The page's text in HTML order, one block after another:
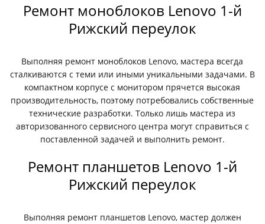
Ремонт моноблоков Lenovo 1-й
Рижский переулок
Выполняя ремонт моноблоков Lenovo, мастера всегда
сталкиваются с теми или иными уникальными задачами. В
компактном корпусе с монитором прячется высокая
производительность, поэтому потребовались собственные
технические разработки. Только лишь мастера из
авторизованного сервисного центра могут справиться с
поставленной задачей и выполнить ремонт.
Ремонт планшетов Lenovo 1-й
Рижский переулок
Выполняя ремонт планшетов Lenovo, мастер должен